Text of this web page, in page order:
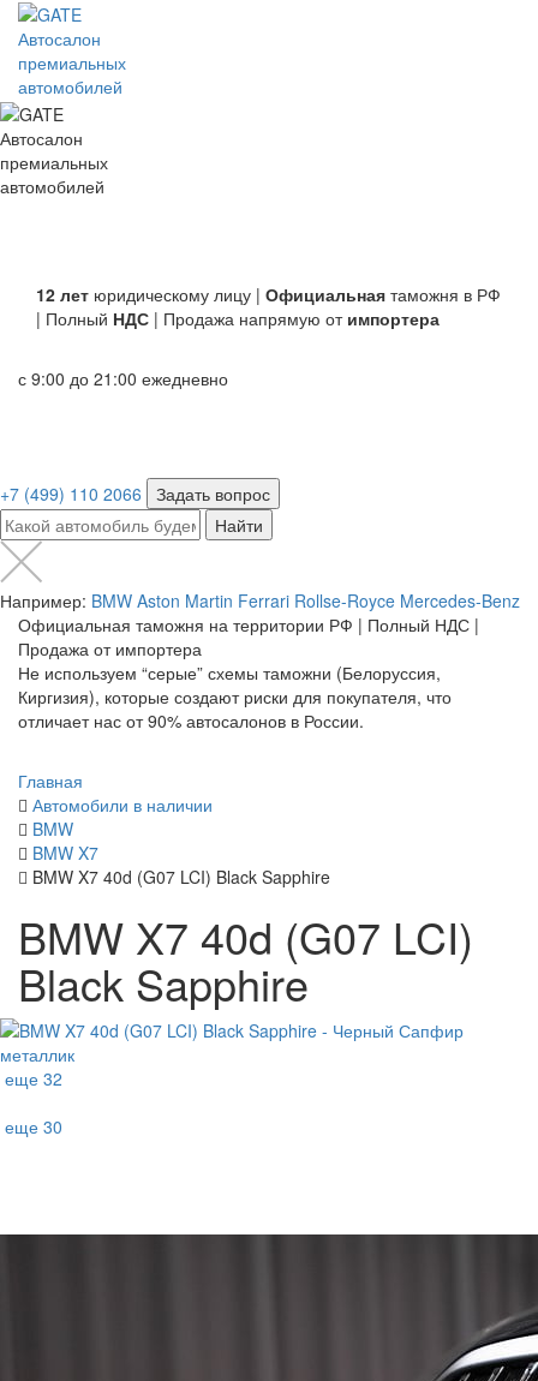
Автосалон
премиальных
автомобилей
Автосалон
премиальных
автомобилей
12 лет юридическому лицу | Официальная таможня в РФ
| Полный НДС | Продажа напрямую от импортера
с 9:00 до 21:00 ежедневно
+7 (499) 110 2066
Задать вопрос
Найти
Например: BMW Aston Martin Ferrari Rollse-Royce Mercedes-Benz
Официальная таможня на территории РФ | Полный НДС |
Продажа от импортера
Не используем “серые” схемы таможни (Белоруссия,
Киргизия), которые создают риски для покупателя, что
отличает нас от 90% автосалонов в России.
Главная
Автомобили в наличии
BMW
BMW X7
BMW X7 40d (G07 LCI) Black Sapphire
BMW X7 40d (G07 LCI)
Black Sapphire
еще 32
еще 30